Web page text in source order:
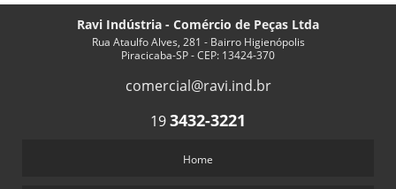
Ravi Indústria - Comércio de Peças Ltda
Rua Ataulfo Alves, 281 - Bairro Higienópolis
Piracicaba-SP - CEP: 13424-370
comercial@ravi.ind.br
193432-3221
Home